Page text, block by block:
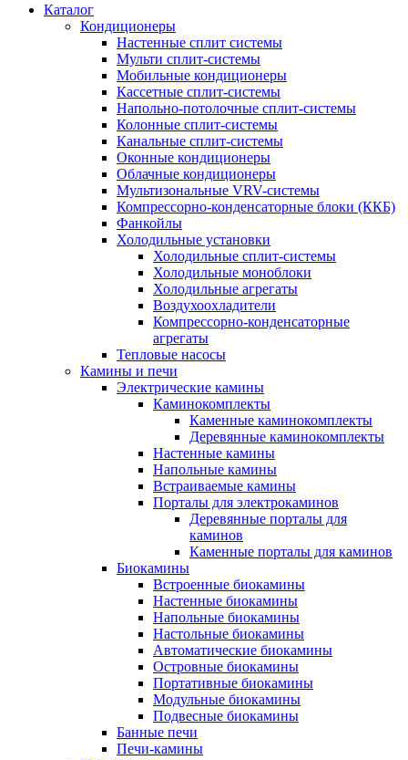
Каталог
Кондиционеры
Настенные сплит системы
Мульти сплит-системы
Мобильные кондиционеры
Кассетные сплит-системы
Напольно-потолочные сплит-системы
Колонные сплит-системы
Канальные сплит-системы
Оконные кондиционеры
Облачные кондиционеры
Мультизональные VRV-системы
Компрессорно-конденсаторные блоки (ККБ)
Фанкойлы
Холодильные установки
Холодильные сплит-системы
Холодильные моноблоки
Холодильные агрегаты
Воздухоохладители
Компрессорно-конденсаторные
агрегаты
Тепловые насосы
Камины и печи
Электрические камины
Каминокомплекты
Каменные каминокомплекты
Деревянные каминокомплекты
Настенные камины
Напольные камины
Встраиваемые камины
Порталы для электрокаминов
Деревянные порталы для
каминов
Каменные порталы для каминов
Биокамины
Встроенные биокамины
Настенные биокамины
Напольные биокамины
Настольные биокамины
Автоматические биокамины
Островные биокамины
Портативные биокамины
Модульные биокамины
Подвесные биокамины
Банные печи
Печи-камины